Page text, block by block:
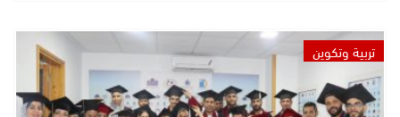
تربية وتكوين